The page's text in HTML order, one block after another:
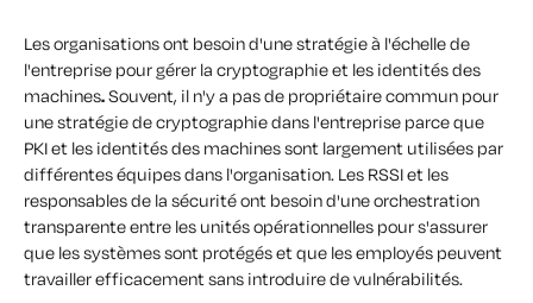
Les organisations ont besoin d'une stratégie à l'échelle de
l'entreprise pour gérer la cryptographie et les identités des
machines.Souvent, il n'y a pas de propriétaire commun pour
une stratégie de cryptographie dans l'entreprise parce que
PKI et les identités des machines sont largement utilisées par
différentes équipes dans l'organisation. Les RSSI et les
responsables de la sécurité ont besoin d'une orchestration
transparente entre les unités opérationnelles pour s'assurer
que les systèmes sont protégés et que les employés peuvent
travailler efficacement sans introduire de vulnérabilités.